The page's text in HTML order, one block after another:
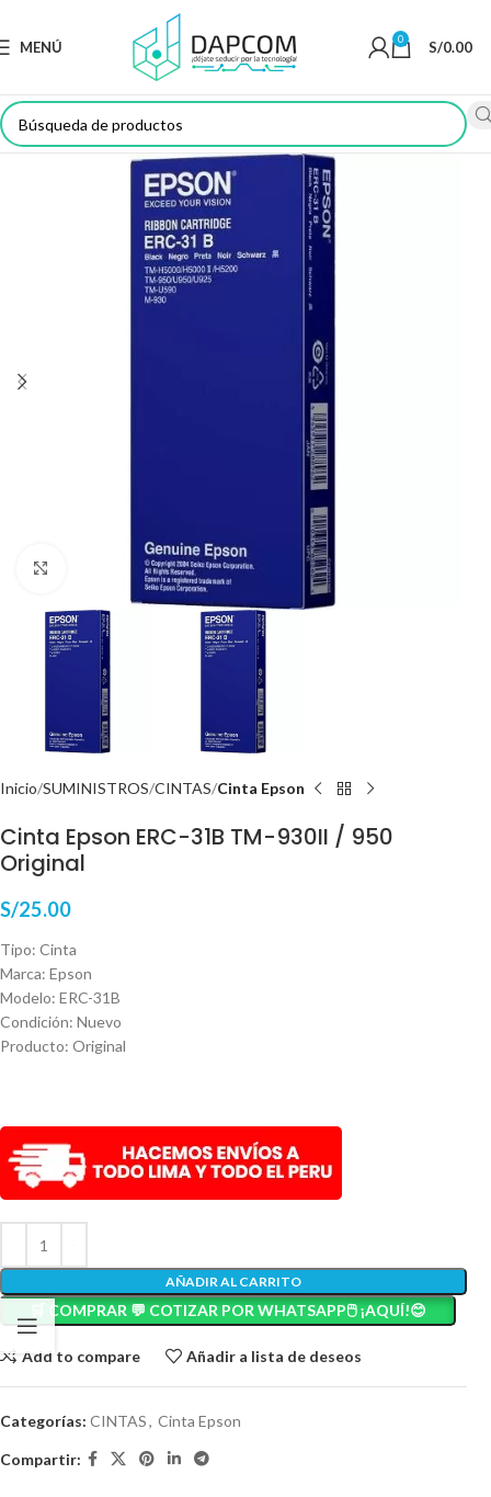
MENÚ 0 S/0.00
Haga Click para agrandar
Inicio SUMINISTROS CINTAS Cinta Epson
Cinta Epson ERC-31B TM-930II / 950
Original
S/25.00
Tipo: Cinta
Marca: Epson
Modelo: ERC-31B
Condición: Nuevo
Producto: Original
AÑADIR AL CARRITO
🛒 COMPRAR 💬 COTIZAR POR WHATSAPP🖱️ ¡AQUÍ!😊
Add to compare Añadir a lista de deseos
Categorías: CINTAS, Cinta Epson
Compartir: